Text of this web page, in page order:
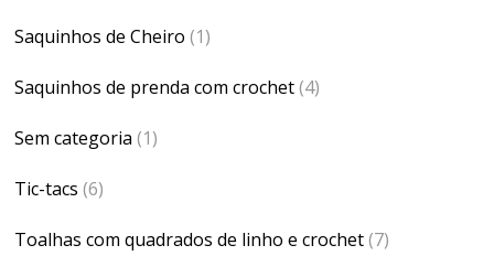
Saquinhos de Cheiro (1)
Saquinhos de prenda com crochet(4)
Sem categoria (1)
Tic-tacs (6)
Toalhas com quadrados de linho e crochet(7)